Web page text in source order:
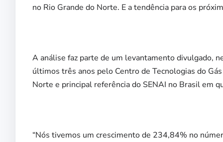
no Rio Grande do Norte. E a tendência para os
A análise faz parte de um levantamento divulgado,
últimos três anos pelo Centro de Tecnologias do
Norte e principal referência do SENAI no Brasil em
“Nós tivemos um crescimento de 234,84% no